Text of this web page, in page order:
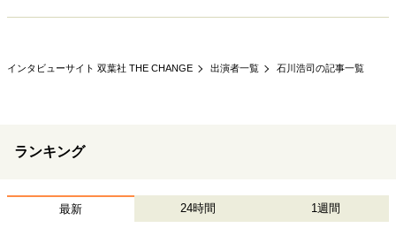
インタビューサイト 双葉社 THE CHANGE 出演者一覧 石川浩司の記事一覧
ランキング
最新 24時間 1週間